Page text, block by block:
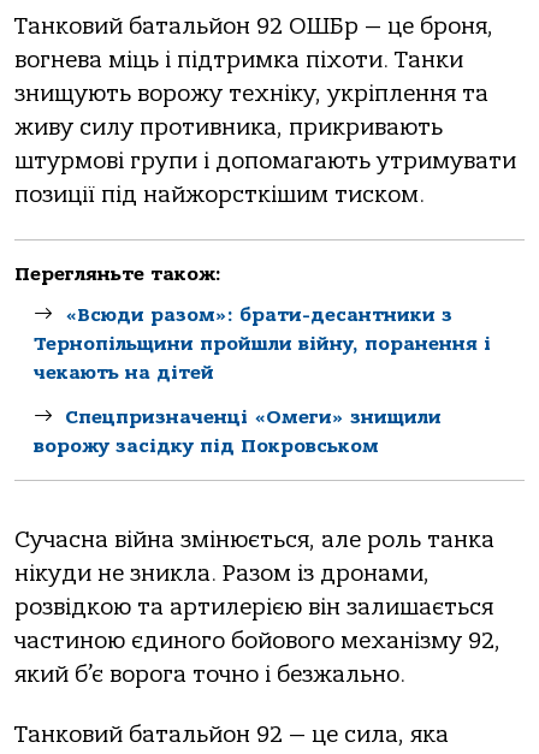
Танковий батальйон 92 ОШБр — це броня,
вогнева міць і підтримка піхоти. Танки
знищують ворожу техніку, укріплення та
живу силу противника, прикривають
штурмові групи і допомагають утримувати
позиції під найжорсткішим тиском.
Перегляньте також:
«Всюди разом»: брати-десантники з
Тернопільщини пройшли війну, поранення і
чекають на дітей
Спецпризначенці «Омеги» знищили
ворожу засідку під Покровськом
Сучасна війна змінюється, але роль танка
нікуди не зникла. Разом із дронами,
розвідкою та артилерією він залишається
частиною єдиного бойового механізму 92,
який б’є ворога точно і безжально.
Танковий батальйон 92 — це сила, яка